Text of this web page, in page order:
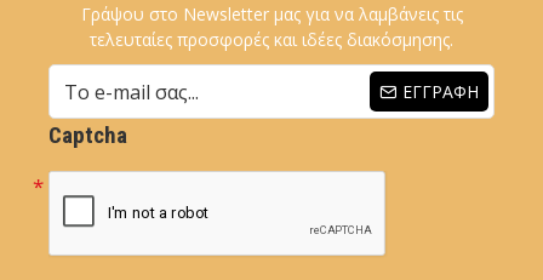
Γράψου στο Newsletter μας για να λαμβάνεις τις
τελευταίες προσφορές και ιδέες διακόσμησης.
ΕΓΓΡΑΦΉ
Captcha